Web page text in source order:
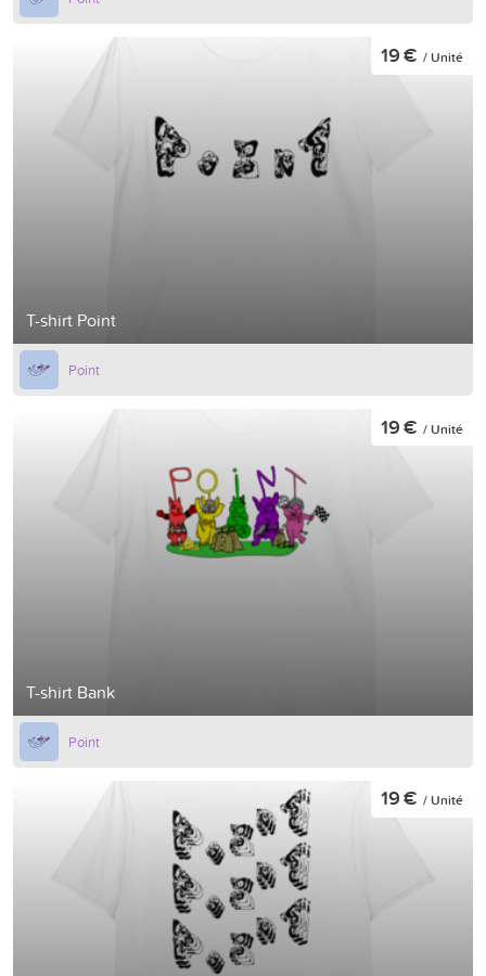
T-shirt Point
19 € / Unité
Point
T-shirt Bank
19 € / Unité
Point
19 € / Unité